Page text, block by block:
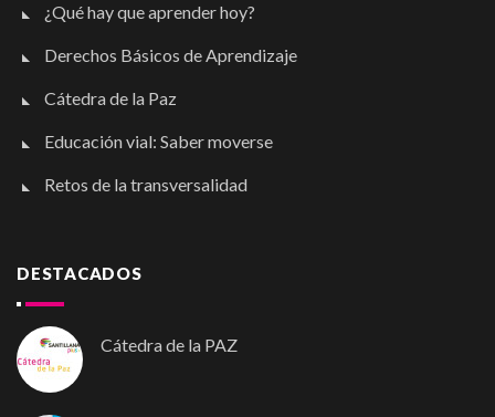
¿Qué hay que aprender hoy?
Derechos Básicos de Aprendizaje
Cátedra de la Paz
Educación vial: Saber moverse
Retos de la transversalidad
DESTACADOS
Cátedra de la PAZ